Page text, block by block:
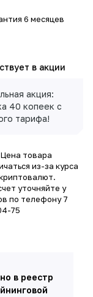
6 месяцев
в акции
акция:
40 копеек с
тарифа!
Цена товара
из-за курса
уточняйте у
по телефону7
75
в реестр